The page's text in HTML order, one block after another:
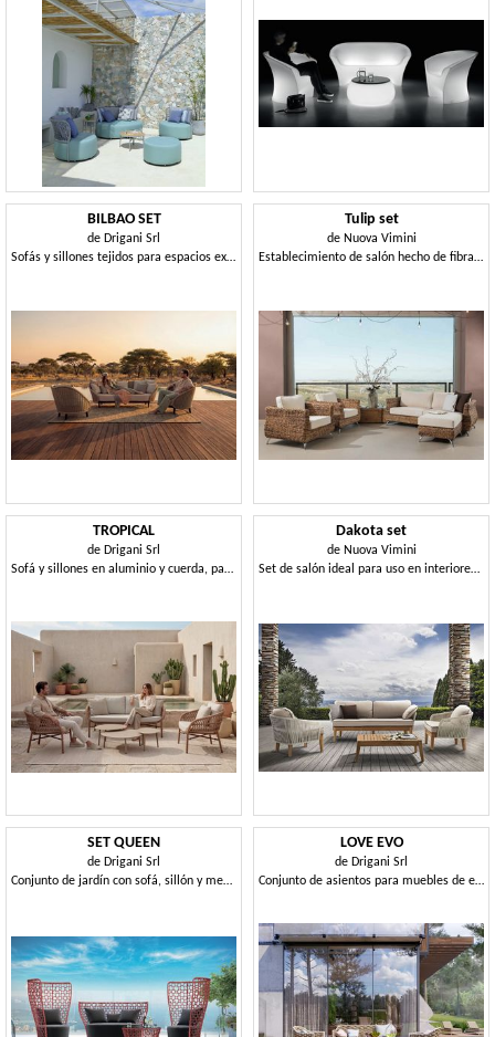
BILBAO SET
de Drigani Srl
Sofás y sillones tejidos para espacios exteriores elegantes
Tulip set
de Nuova Vimini
Establecimiento de salón hecho de fibra de plátano tejido
TROPICAL
de Drigani Srl
Sofá y sillones en aluminio y cuerda, para exterior.
Dakota set
de Nuova Vimini
Set de salón ideal para uso en interiores y exteriores
SET QUEEN
de Drigani Srl
Conjunto de jardín con sofá, sillón y mesa auxiliar
LOVE EVO
de Drigani Srl
Conjunto de asientos para muebles de exterior.